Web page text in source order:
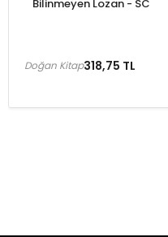
Bilinmeyen Lozan - SC
318,75 TL
Doğan Kitap